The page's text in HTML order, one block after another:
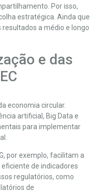
Por isso,
estratégica. Ainda que
a médio e longo
e das
economia circular.
artificial, Big Data e
para implementar
por exemplo, facilitam a
de indicadores
regulatórios, como
de